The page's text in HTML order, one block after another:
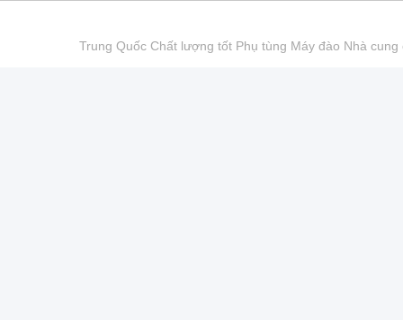
Trung Quốc Chất lượng tốt Phụ tùng Máy đào Nhà